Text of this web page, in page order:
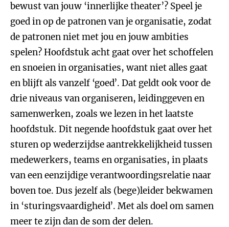
bewust van jouw ‘innerlijke theater’? Speel je
goed in op de patronen van je organisatie, zodat
de patronen niet met jou en jouw ambities
spelen? Hoofdstuk acht gaat over het schoffelen
en snoeien in organisaties, want niet alles gaat
en blijft als vanzelf ‘goed’. Dat geldt ook voor de
drie niveaus van organiseren, leidinggeven en
samenwerken, zoals we lezen in het laatste
hoofdstuk. Dit negende hoofdstuk gaat over het
sturen op wederzijdse aantrekkelijkheid tussen
medewerkers, teams en organisaties, in plaats
van een eenzijdige verantwoordingsrelatie naar
boven toe. Dus jezelf als (bege)leider bekwamen
in ‘sturingsvaardigheid’. Met als doel om samen
meer te zijn dan de som der delen.